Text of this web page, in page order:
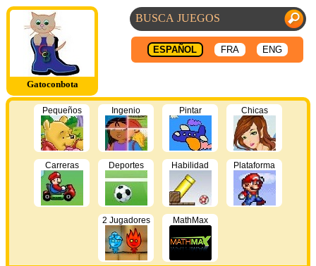
Gatoconbota
ESPAÑOL FRA ENG
Pequeños Ingenio Pintar Chicas
Carreras Deportes Habilidad Plataforma
2 Jugadores MathMax